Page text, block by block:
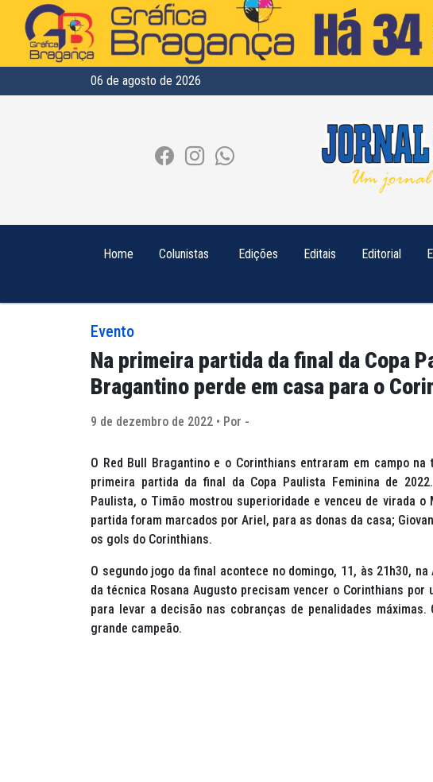
06 de agosto de 2026
Home Colunistas Edições Editais Editorial
Evento
Na primeira partida da final da Copa
Bragantino perde em casa para o
9 de dezembro de 2022 • Por -
O Red Bull Bragantino e o Corinthians entraram em campo
primeira partida da final da Copa Paulista Feminina de
Paulista, o Timão mostrou superioridade e venceu de virada
partida foram marcados por Ariel, para as donas da casa;
os gols do Corinthians.
O segundo jogo da final acontece no domingo, 11, às 21h30,
da técnica Rosana Augusto precisam vencer o Corinthians
para levar a decisão nas cobranças de penalidades
grande campeão.